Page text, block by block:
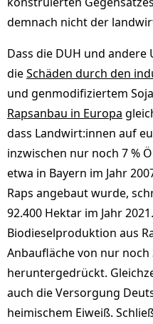
demnach nicht der
Dass die DUH und
dieSchäden durch den
und genmodifiziertem
Rapsanbau in Europa
dass Landwirt:innen auf
inzwischen nur noch 7 %
etwa in Bayern im Jahr
Raps angebaut wurde,
92.400 Hektar im Jahr
Biodieselproduktion aus
Anbaufläche von nur noch
heruntergedrückt.
auch die Versorgung
heimischem Eiweiß.